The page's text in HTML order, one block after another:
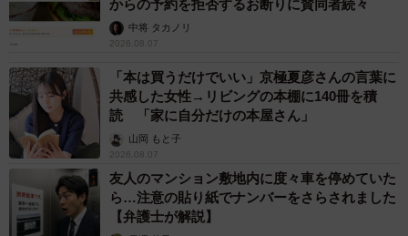
からの予約を拒否するお断りに賛同者続々
中将 タカノリ
2026.08.07
「本は買うだけでいい」京極夏彦さんの言葉に
共感した女性→リビングの本棚に140冊を積
読 「家に自分だけの本屋さん」
山岡 もと子
2026.08.07
友人のマンション敷地内に度々車を停めていた
ら…注意の貼り紙でナンバーをさらされました
【弁護士が解説】